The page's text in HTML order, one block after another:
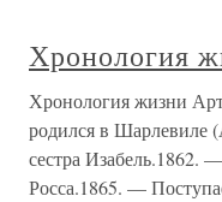
Хронология
Хронология жизни
родился в Шарлевиле
сестра Изабель.1862.
Росса.1865. —